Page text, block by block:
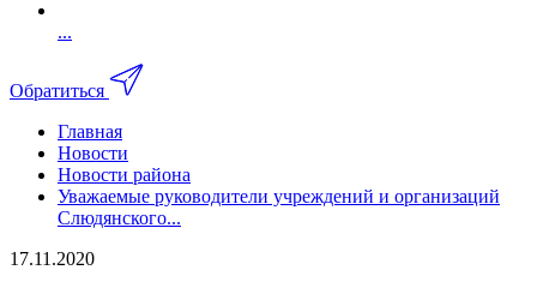
...
Обратиться
Главная
Новости
Новости района
Уважаемые руководители учреждений и организаций
Слюдянского...
17.11.2020